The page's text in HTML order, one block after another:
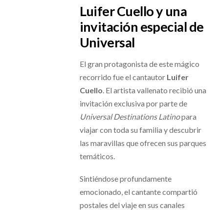
Luifer Cuello y una
invitación especial de
Universal
El gran protagonista de este mágico
recorrido fue el cantautor Luifer
Cuello . El artista vallenato recibió una
invitación exclusiva por parte de
Universal Destinations Latinopara
viajar con toda su familia y descubrir
las maravillas que ofrecen sus parques
temáticos.
Sintiéndose profundamente
emocionado, el cantante compartió
postales del viaje en sus canales